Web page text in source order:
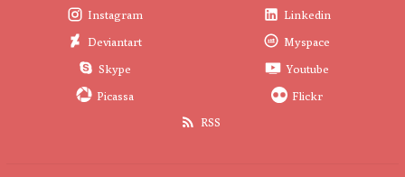
Instagram
Linkedin
Deviantart
Myspace
Skype
Youtube
Picassa
Flickr
RSS